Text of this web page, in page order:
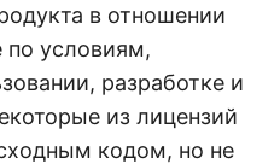
в отношении
по условиям,
разработке и
из лицензий
кодом, но не